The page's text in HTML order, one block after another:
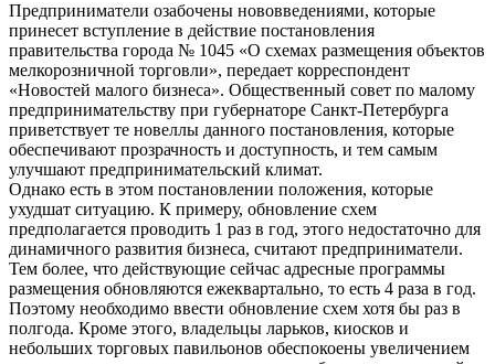
Предприниматели озабочены нововведениями, которые
принесет вступление в действие постановления
правительства города № 1045 «О схемах размещения объектов
мелкорозничной торговли», передает корреспондент
«Новостей малого бизнеса». Общественный совет по малому
предпринимательству при губернаторе Санкт-Петербурга
приветствует те новеллы данного постановления, которые
обеспечивают прозрачность и доступность, и тем самым
улучшают предпринимательский климат.
Однако есть в этом постановлении положения, которые
ухудшат ситуацию. К примеру, обновление схем
предполагается проводить 1 раз в год, этого недостаточно для
динамичного развития бизнеса, считают предприниматели.
Тем более, что действующие сейчас адресные программы
размещения обновляются ежеквартально, то есть 4 раза в год.
Поэтому необходимо ввести обновление схем хотя бы раз в
полгода. Кроме этого, владельцы ларьков, киосков и
небольших торговых павильонов обеспокоены увеличением